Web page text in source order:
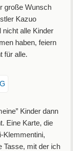
große Wunsch
Kazuo
nicht alle Kinder
haben, feiern
für alle.
Kinder dann
Eine Karte, die
Klemmentini,
Tasse, mit der ich